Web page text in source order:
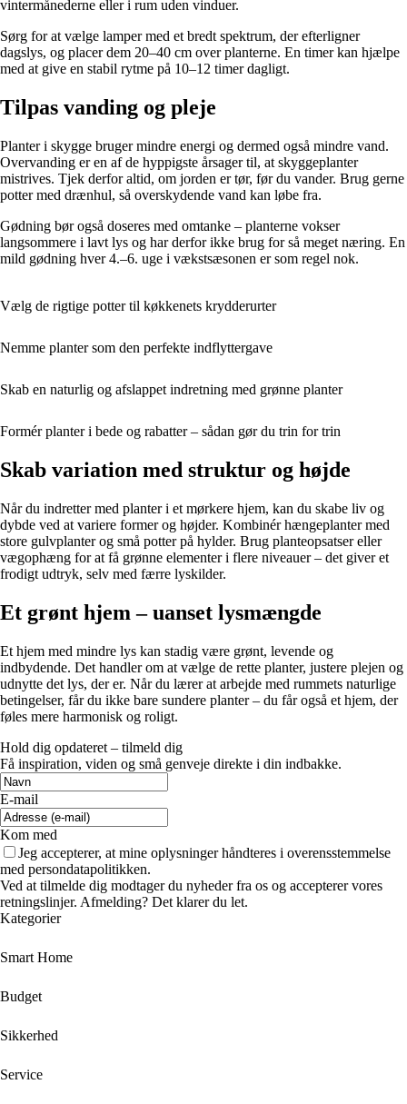
vintermånederne eller i rum uden vinduer.
Sørg for at vælge lamper med et bredt spektrum, der efterligner
dagslys, og placer dem 20–40 cm over planterne. En timer kan hjælpe
med at give en stabil rytme på 10–12 timer dagligt.
Tilpas vanding og pleje
Planter i skygge bruger mindre energi og dermed også mindre vand.
Overvanding er en af de hyppigste årsager til, at skyggeplanter
mistrives. Tjek derfor altid, om jorden er tør, før du vander. Brug gerne
potter med drænhul, så overskydende vand kan løbe fra.
Gødning bør også doseres med omtanke – planterne vokser
langsommere i lavt lys og har derfor ikke brug for så meget næring. En
mild gødning hver 4.–6. uge i vækstsæsonen er som regel nok.
Vælg de rigtige potter til køkkenets krydderurter
Nemme planter som den perfekte indflyttergave
Skab en naturlig og afslappet indretning med grønne planter
Formér planter i bede og rabatter – sådan gør du trin for trin
Skab variation med struktur og højde
Når du indretter med planter i et mørkere hjem, kan du skabe liv og
dybde ved at variere former og højder. Kombinér hængeplanter med
store gulvplanter og små potter på hylder. Brug planteopsatser eller
vægophæng for at få grønne elementer i flere niveauer – det giver et
frodigt udtryk, selv med færre lyskilder.
Et grønt hjem – uanset lysmængde
Et hjem med mindre lys kan stadig være grønt, levende og
indbydende. Det handler om at vælge de rette planter, justere plejen og
udnytte det lys, der er. Når du lærer at arbejde med rummets naturlige
betingelser, får du ikke bare sundere planter – du får også et hjem, der
føles mere harmonisk og roligt.
Hold dig opdateret – tilmeld dig
Få inspiration, viden og små genveje direkte i din indbakke.
E-mail
Kom med
Jeg accepterer, at mine oplysninger håndteres i overensstemmelse
med persondatapolitikken.
Ved at tilmelde dig modtager du nyheder fra os og accepterer vores
retningslinjer. Afmelding? Det klarer du let.
Kategorier
Smart Home
Budget
Sikkerhed
Service